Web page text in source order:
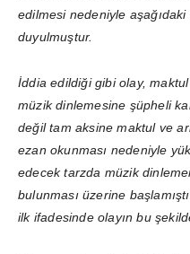
edilmesi nedeniyle aşağıdaki
duyulmuştur.
İddia edildiği gibi olay,
müzik dinlemesine şüpheli
değil tam aksine maktul ve
ezan okunması nedeniyle
edecek tarzda müzik
bulunması üzerine
ilk ifadesinde olayın bu